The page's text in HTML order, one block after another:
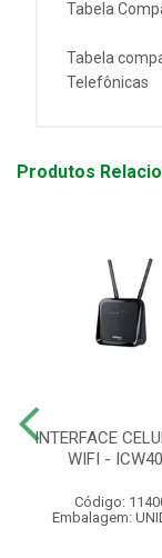
Tabela
Tabela
Telefônicas
Produtos
INTERFACE
WIFI -
Código:
Embalagem: